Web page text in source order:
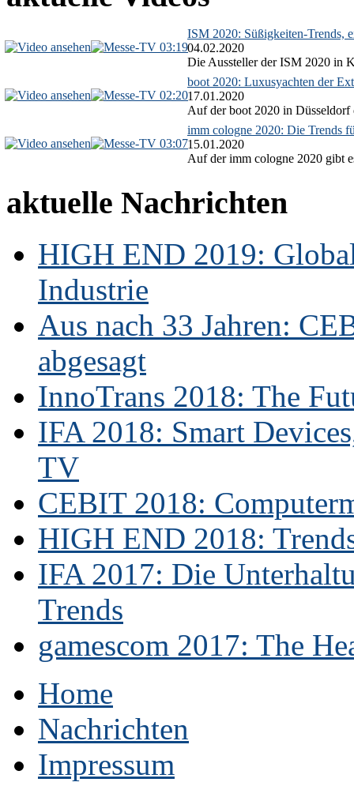
03:19
ISM 2020: Süßigkeiten-Trends,
04.02.2020
Die Aussteller der ISM 2020 in
02:20
boot 2020: Luxusyachten der
17.01.2020
Auf der boot 2020 in Düsseldorf
03:07
imm cologne 2020: Die Trends
15.01.2020
Auf der imm cologne 2020 gibt
aktuelle Nachrichten
HIGH END 2019:
Industrie
Aus nach 33 Jahren:
abgesagt
InnoTrans 2018: The
IFA 2018: Smart
TV
CEBIT 2018:
HIGH END 2018:
IFA 2017: Die
Trends
gamescom 2017: The
Home
Nachrichten
Impressum